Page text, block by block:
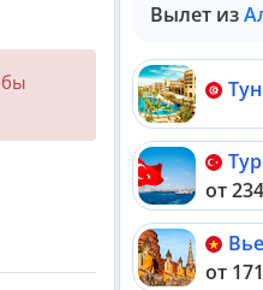
Вылет из
от
от